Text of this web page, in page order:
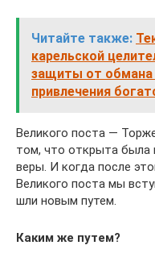
Читайте также:
карельской
защиты от обмана
привлечения
Великого поста —
том, что открыта была
веры. И когда после
Великого поста мы
шли новым путем.
Каким же путем?